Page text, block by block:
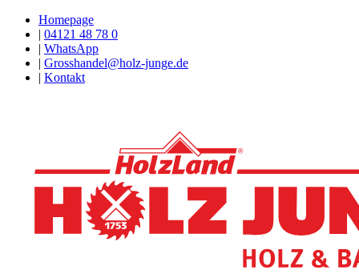
Homepage
| 04121 48 78 0
| WhatsApp
| Grosshandel@holz-junge.de
| Kontakt